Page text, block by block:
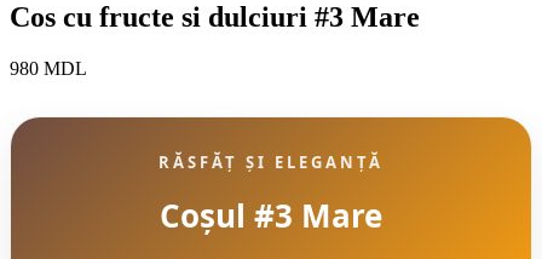
Cos cu fructe si dulciuri #3 Mare
980 MDL
RĂSFĂȚ ȘI ELEGANȚĂ
Coșul #3 Mare